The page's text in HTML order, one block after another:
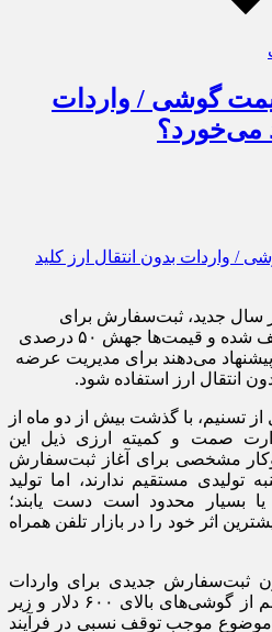
قیمت گوشی / واردات
می‌خورد؟
سال جدید، ثبت‌سفارش برای
واردات انواع تلفن همراه متوقف شده و قیمت‌ها جهش ۵۰ درصدی
پیشنهاد می‌دهند برای مدیریت عرضه
انتقال ارز استفاده شود.
از تسنیم، با گذشت بیش از دو ماه از
وزارت صمت و کمیته ارزی ذیل این
مشخصی برای آغاز ثبت‌سفارش
تولیدی مستقیم ندارند، اما تولید
یا بسیار محدود است دست یابند؛
اثر خود را در بازار تلفن همراه
ثبت‌سفارش جدیدی برای واردات
تلفن همراه در سال ۱۴۰۵، اعم از گوشی‌های بالای ۶۰۰ دلار و زیر
موضوع موجب توقف نسبی در فرآیند